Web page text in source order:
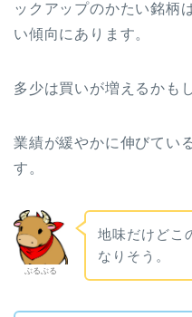
ックアップのかたい銘柄
い傾向にあります。
多少は買いが増えるかも
業績が緩やかに伸びてい
す。
ぶるぶる
地味だけどこ
なりそう。